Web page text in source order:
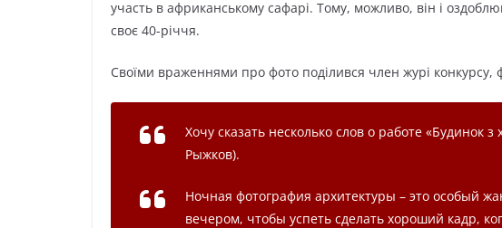
участь в африканському сафарі. Тому, можливо, він і
своє 40-річчя.
Своїми враженнями про фото поділився член журі конкурсу,
Хочу сказать несколько слов о работе «Будинок
Рыжков).
Ночная фотография архитектуры – это особый
вечером, чтобы успеть сделать хороший кадр,